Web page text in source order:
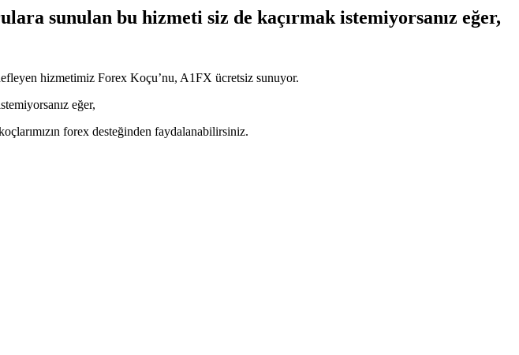
sunulan bu hizmeti siz de kaçırmak istemiyorsanız eğer,
hizmetimiz Forex Koçu’nu, A1FX ücretsiz sunuyor.
eğer,
forex desteğinden faydalanabilirsiniz.